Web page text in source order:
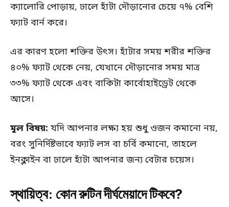
ক্যালোরি পোড়ায়, ঢালে হাঁটা দৌড়ানোর চেয়ে ৭% বেশি
ফ্যাট বার্ন করে।
এর কারণ হলো শক্তির উৎস। হাঁটার সময় শরীর শক্তির
৪০% ফ্যাট থেকে নেয়, যেখানে দৌড়ানোর সময় মাত্র
৩৩% ফ্যাট থেকে এবং বাকিটা কার্বোহাইড্রেট থেকে
আসে।
মূল বিষয়: যদি আপনার লক্ষ্য হয় শুধু ওজন কমানো নয়,
বরং সুনির্দিষ্টভাবে ফ্যাট লস বা চর্বি কমানো, তাহলে
ইনক্লাইন বা ঢালে হাঁটা আপনার জন্য বেটার চয়েস।
স্থায়িত্ব: কোন রুটিন দীর্ঘমেয়াদে টিকবে?